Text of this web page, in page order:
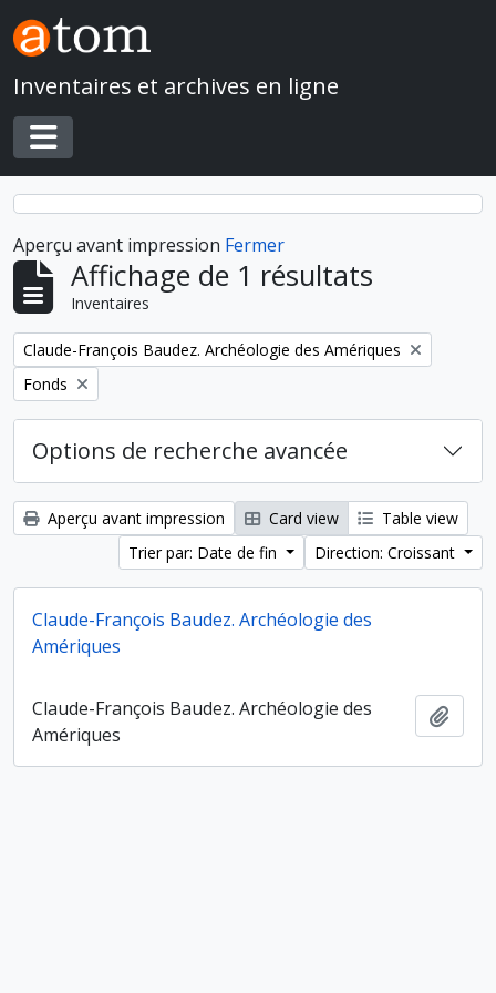
Skip to main content
Inventaires et archives en ligne
Toggle navigation
Aperçu avant impression Fermer
Affichage de 1 résultats
Inventaires
Remove filter:
Claude-François Baudez. Archéologie des Amériques
Remove filter:
Fonds
Options de recherche avancée
Aperçu avant impression Card view
Table view
Trier par: Date de fin
Direction: Croissant
Claude-François Baudez. Archéologie des
Amériques
Claude-François Baudez. Archéologie des
Amériques